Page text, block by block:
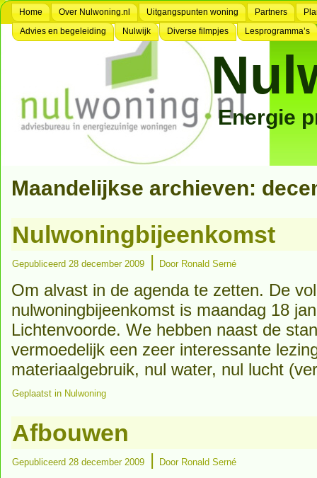
Home Over Nulwoning.nl Uitgangspunten woning Partners
Advies en begeleiding
Nulwijk Diverse filmpjes Lesprogramma’s
Energie
Maandelijkse archieven:
Nulwoningbijeenkomst
Gepubliceerd 28 december 2009 | Door Ronald Serné
Om alvast in de agenda te zetten. De
nulwoningbijeenkomst is maandag 18
Lichtenvoorde. We hebben naast de
vermoedelijk een zeer interessante
materiaalgebruik, nul water, nul lucht
Geplaatst in Nulwoning
Afbouwen
Gepubliceerd 28 december 2009 | Door Ronald Serné